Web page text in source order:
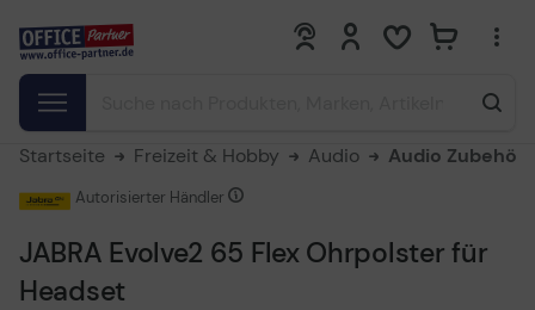
0 0
Startseite Freizeit & Hobby Audio Audio Zubehör
JABRA Evolve2 65 Flex Ohrpolster für
Headset
Autorisierter Händler